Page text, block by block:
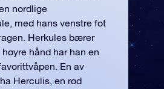
nordlige
med hans venstre fot
Herkules bærer
hånd har han en
En av
Herculis, en rød